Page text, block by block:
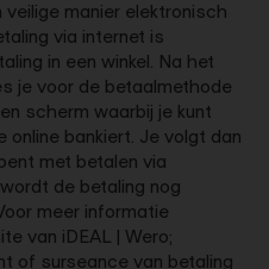
manier elektronisch
via internet is
in een winkel. Na het
je voor de betaalmethode
scherm waarbij je kunt
online bankiert. Je volgt dan
met betalen via
de betaling nog
meer informatie
van iDEAL | Wero;
of surseance van betaling